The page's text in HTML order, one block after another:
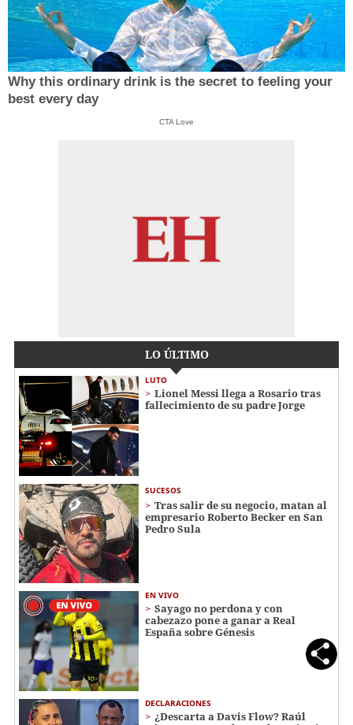
Why this ordinary drink is the secret to feeling your
best every day
CTA Love
LO ÚLTIMO
LUTO
Lionel Messi llega a Rosario tras
fallecimiento de su padre Jorge
SUCESOS
Tras salir de su negocio, matan al
empresario Roberto Becker en San
Pedro Sula
EN VIVO
Sayago no perdona y con
cabezazo pone a ganar a Real
España sobre Génesis
DECLARACIONES
¿Descarta a Davis Flow? Raúl